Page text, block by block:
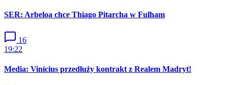
SER: Arbeloa chce Thiago Pitarcha w Fulham
16
19:22
Media: Vinícius przedłuży kontrakt z Realem Madryt!